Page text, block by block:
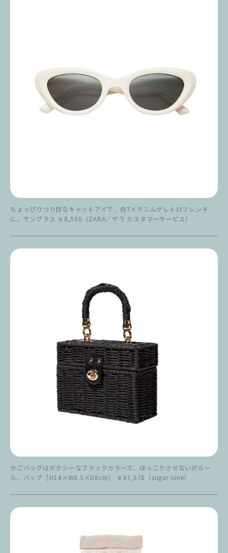
ちょっぴりつり目なキャットアイで、白T×デニムがレトロフレンチ
に。サングラス ￥8,590（ZARA／ザラ カスタマーサービス）
かごバッグはボクシーなブラックカラーで、ほっこりさせないがルー
ル。バッグ［H14×W8.5×D8cm］ ￥¥7,678（sugar nine）